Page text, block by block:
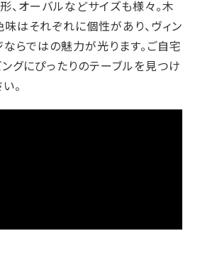
、オーバルなどサイズも様々。木
味はそれぞれに個性があり、ヴィン
らではの魅力が光ります。ご自宅
グにぴったりのテーブルを見つけ
。